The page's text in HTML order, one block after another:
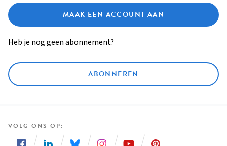
MAAK EEN ACCOUNT AAN
Heb je nog geen abonnement?
ABONNEREN
VOLG ONS OP